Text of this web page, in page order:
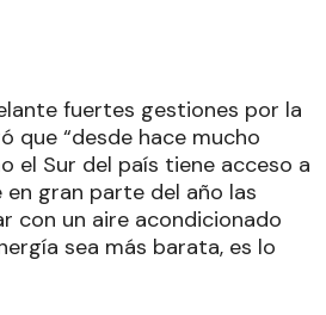
fuertes gestiones por la
que “desde hace mucho
el Sur del país tiene acceso a
gran parte del año las
con un aire acondicionado
sea más barata, es lo